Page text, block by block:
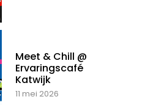
Meet & Chill @
Ervaringscafé
Katwijk
11 mei 2026